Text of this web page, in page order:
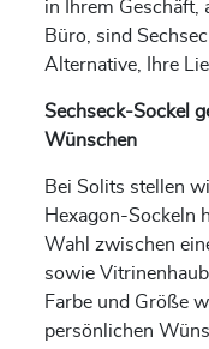
in Ihrem Geschäft,
Büro, sind
Alternative, Ihre
Sechseck-Sockel
Wünschen
Bei Solits stellen
Hexagon-Sockeln
Wahl zwischen
sowie
Farbe und Größe
persönlichen